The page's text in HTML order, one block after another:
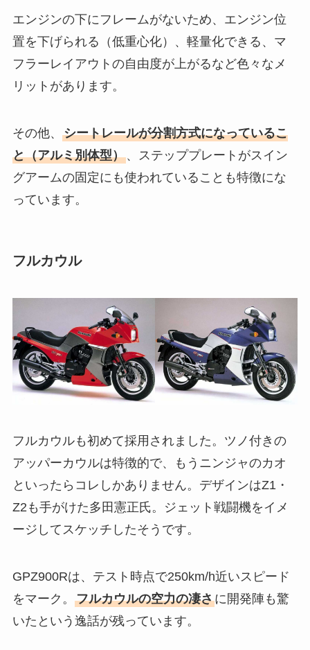
エンジンの下にフレームがないため、エンジン位
置を下げられる（低重心化）、軽量化できる、マ
フラーレイアウトの自由度が上がるなど色々なメ
リットがあります。
その他、 シートレールが分割方式になっているこ
と（アルミ別体型）、ステッププレートがスイン
グアームの固定にも使われていることも特徴にな
っています。
フルカウル
フルカウルも初めて採用されました。ツノ付きの
アッパーカウルは特徴的で、もうニンジャのカオ
といったらコレしかありません。デザインはZ1・
Z2も手がけた多田憲正氏。ジェット戦闘機をイメ
ージしてスケッチしたそうです。
GPZ900Rは、テスト時点で250km/h近いスピード
をマーク。 フルカウルの空力の凄さに開発陣も驚
いたという逸話が残っています。